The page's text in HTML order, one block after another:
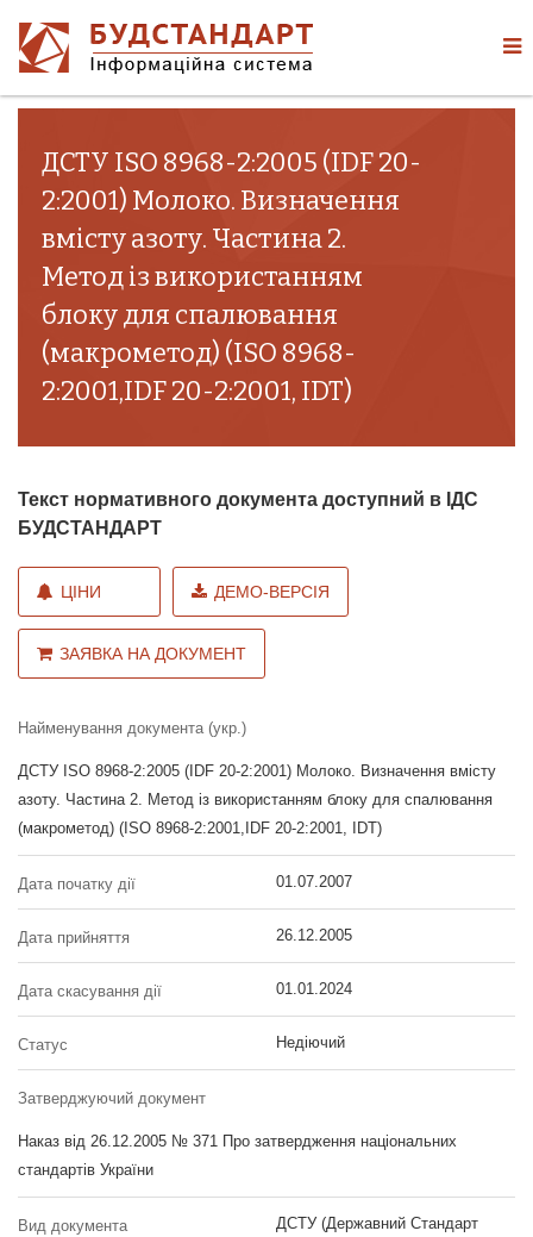
ДСТУ ISO 8968-2:2005 (IDF 20-
2:2001) Молоко. Визначення
вмісту азоту. Частина 2.
Метод із використанням
блоку для спалювання
(макрометод) (ISO 8968-
2:2001,IDF 20-2:2001, IDT)
Текст нормативного документа доступний в ІДС
БУДСТАНДАРТ
ЦІНИ ДЕМО-ВЕРСІЯ
ЗАЯВКА НА ДОКУМЕНТ
Найменування документа (укр.)
ДСТУ ISO 8968-2:2005 (IDF 20-2:2001) Молоко. Визначення вмісту
азоту. Частина 2. Метод із використанням блоку для спалювання
(макрометод) (ISO 8968-2:2001,IDF 20-2:2001, IDT)
Дата початку дії 01.07.2007
Дата прийняття 26.12.2005
Дата скасування дії 01.01.2024
Статус Недіючий
Затверджуючий документ
Наказ від 26.12.2005 № 371 Про затвердження національних
стандартів України
Вид документа
ДСТУ (Державний Стандарт